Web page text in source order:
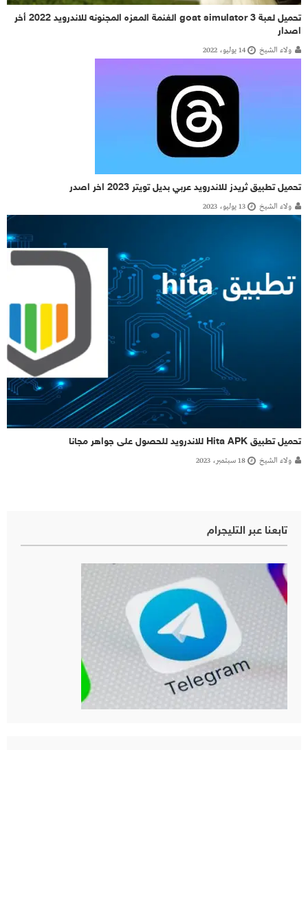
تحميل لعبة goat simulator 3 الغنمة المعزه المجنونه للاندرويد 2022 أخر
اصدار
ولاء الشيخ 14 يوليو، 2022
تحميل تطبيق ثريدز للاندرويد عربي بديل تويتر 2023 اخر اصدر
ولاء الشيخ 13 يوليو، 2023
تحميل تطبيق Hita APK للاندرويد للحصول على جواهر مجانا
ولاء الشيخ 18 سبتمبر، 2023
تابعنا عبر التليجرام